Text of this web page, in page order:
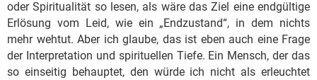
oder Spiritualität so lesen, als wäre das Ziel eine endgültige
Erlösung vom Leid, wie ein „Endzustand“, in dem nichts
mehr wehtut. Aber ich glaube, das ist eben auch eine Frage
der Interpretation und spirituellen Tiefe. Ein Mensch, der das
so einseitig behauptet, den würde ich nicht als erleuchtet